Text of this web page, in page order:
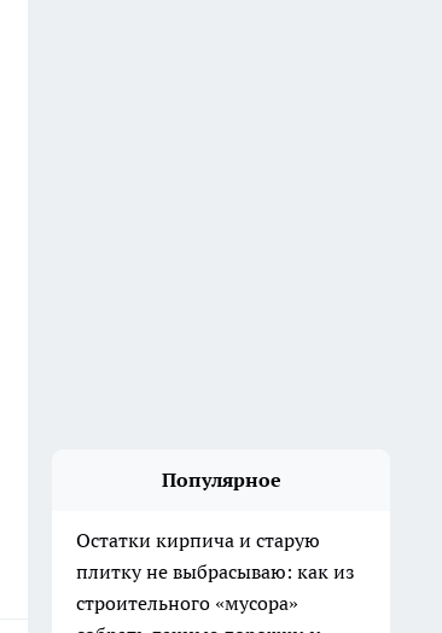
Популярное
Остатки кирпича и старую
плитку не выбрасываю: как из
строительного «мусора»